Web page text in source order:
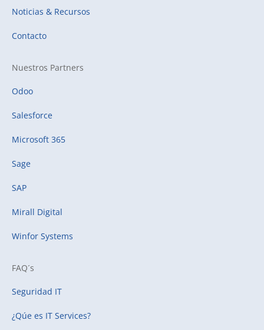
Noticias & Recursos
Contacto
Nuestros Partners
Odoo
Salesforce
Microsoft 365
Sage
SAP
Mirall Digital
Winfor Systems
FAQ´s
Seguridad IT
¿Qúe es IT Services?